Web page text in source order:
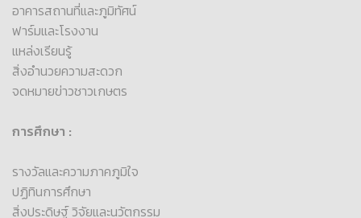
อาคารสถานที่และภูมิทัศน์
ฟาร์มและโรงงาน
แหล่งเรียนรู้
สิ่งอำนวยความสะดวก
จดหมายข่าวชาวเกษตร
การศึกษา :
รางวัลและความภาคภูมิใจ
ปฏิทินการศึกษา
สิ่งประดิษฐ์ วิจัยและนวัตกรรม